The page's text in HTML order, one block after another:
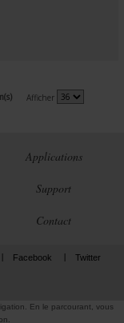
Afficher
Applications
Support
Contact
Facebook Twitter
En le parcourant, vous